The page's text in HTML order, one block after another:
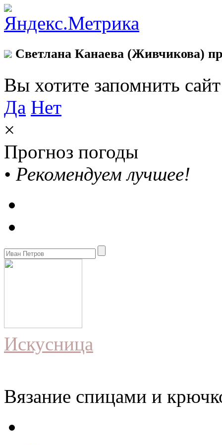
Светлана Канаева (Живчикова)
Вы хотите запомнить
Да Нет
×
Прогноз погоды
• Рекомендуем лучшее!
Искусница
Вязание спицами и